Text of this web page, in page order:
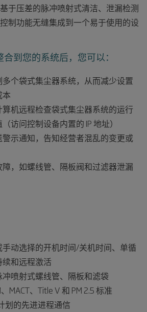
于压差的脉冲喷射式清洁、泄漏检测
制功能无缝集成到一个易于使用的设
到您的系统后，您可以：
个袋式集尘器系统，从而减少设置
本
机远程检查袋式集尘器系统的运行
访问控制设备内置的 IP 地址）
示通知，告知经营者混乱的变更或
，如螺线管、隔板阀和过滤器泄漏
动选择的开机时间/关机时间、单循
和远程激活
喷射式螺线管、隔板和滤袋
MACT、Title V 和 PM 2.5 标准
划的先进进程通信